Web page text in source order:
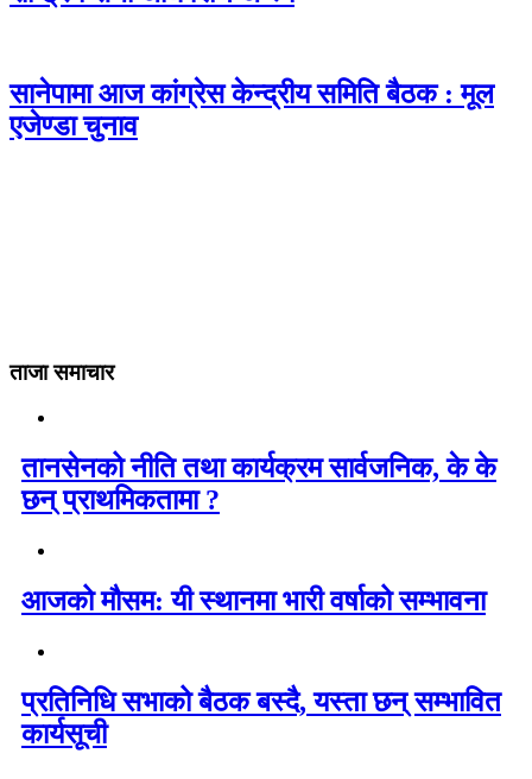
सानेपामा आज कांग्रेस केन्द्रीय समिति बैठक : मूल
एजेण्डा चुनाव
ताजा समाचार
तानसेनको नीति तथा कार्यक्रम सार्वजनिक, के के
छन् प्राथमिकतामा ?
आजको मौसम: यी स्थानमा भारी वर्षाको सम्भावना
प्रतिनिधि सभाको बैठक बस्दै, यस्ता छन् सम्भावित
कार्यसूची